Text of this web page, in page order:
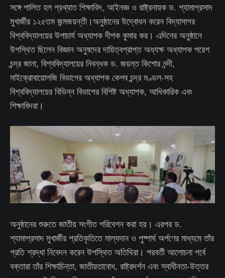
সঙ্গে পালিত হল প্রখ্যাত শিক্ষাবিদ, আইনজ্ঞ ও রাষ্ট্রনায়ক ড. শ্যামাপ্রসাদ
মুখার্জীর ১২৫তম জন্মজয়ন্তী।অনুষ্ঠানের উদ্বোধন করেন বিদ্যাসাগর
বিশ্ববিদ্যালয়ের উপাচার্য অধ্যাপক দীপক কুমার কর। এদিনের অনুষ্ঠানে
উপস্থিত ছিলেন বিজ্ঞান অনুষদের দায়িত্বপ্রাপ্ত অধ্যক্ষ অধ্যাপক পরেশ
চন্দ্র জানা, বিশ্ববিদ্যালয়ের নিবন্ধক ড. জয়ন্ত কিশোর নন্দী,
মাইক্রোবায়োলজি বিভাগের অধ্যাপক কেশব চন্দ্র মণ্ডল-সহ
বিশ্ববিদ্যালয়ের বিভিন্ন বিভাগের বিশিষ্ট অধ্যাপক, আধিকারিক এবং
শিক্ষাবিদরা।
অনুষ্ঠানের শুরুতে জাতীয় সংগীত পরিবেশন করা হয়। এরপর ড.
শ্যামাপ্রসাদ মুখার্জীর প্রতিকৃতিতে মাল্যদান ও পুষ্পার্ঘ অর্পণের মাধ্যমে তাঁর
প্রতি শ্রদ্ধা নিবেদন করেন উপস্থিত অতিথিরা। পরবর্তী আলোচনা পর্বে
বক্তারা তাঁর শিক্ষাচিন্তা, জাতীয়তাবোধ, রাষ্ট্রদর্শন এবং স্বাধীনতা-উত্তর